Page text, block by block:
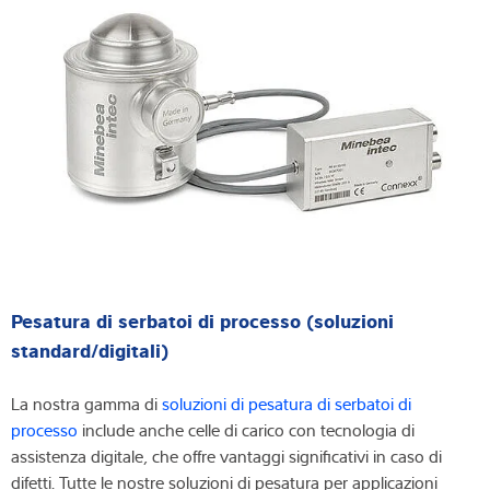
registrazione sistematica dei dettagli di tutte le fasi di
produzione può essere trasferita nel sistema di controllo qualità
dell’azienda e può fornire informazioni preziose in caso di
reclamo del cliente o di richiamo di un prodotto.
particolarmente importanti nel caso in cui venga richiesto un
imballaggio secondario o più tipologie di prodotto o confezioni
vengono combinate in un'unica spedizione. Le numerose
soluzioni di Minebea Intec per la pesatura e l’ispezione possono
soddisfare tutte queste esigenze, in modo efficiente ed
economico.
Pesatura di serbatoi di processo (soluzioni
standard/digitali)
La nostra gamma disoluzioni di pesatura di serbatoi di
processo include anche celle di carico con tecnologia di
assistenza digitale, che offre vantaggi significativi in caso di
difetti. Tutte le nostre soluzioni di pesatura per applicazioni